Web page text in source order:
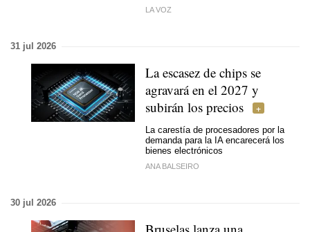
LA VOZ
31 jul 2026
La escasez de chips se
agravará en el 2027 y
subirán los precios
La carestía de procesadores por la
demanda para la IA encarecerá los
bienes electrónicos
ANA BALSEIRO
30 jul 2026